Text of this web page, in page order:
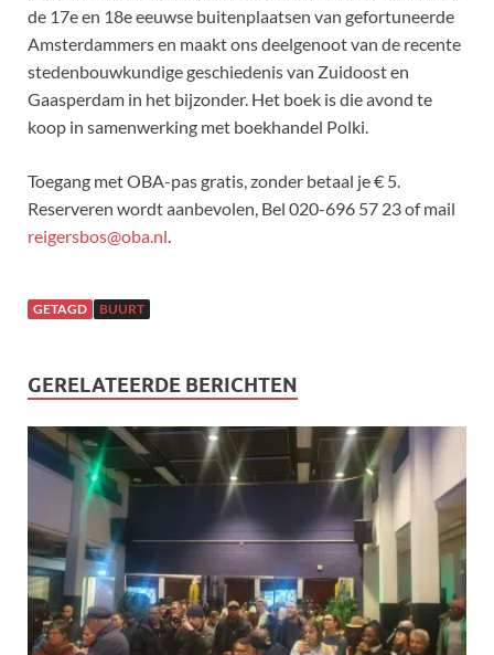
de 17e en 18e eeuwse buitenplaatsen van gefortuneerde
Amsterdammers en maakt ons deelgenoot van de recente
stedenbouwkundige geschiedenis van Zuidoost en
Gaasperdam in het bijzonder. Het boek is die avond te
koop in samenwerking met boekhandel Polki.
Toegang met OBA-pas gratis, zonder betaal je € 5.
Reserveren wordt aanbevolen, Bel 020-696 57 23 of mail
reigersbos@oba.nl
GETAGD BUURT
GERELATEERDE BERICHTEN